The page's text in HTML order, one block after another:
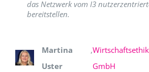
das Netzwerk vom I3
bereitstellen.
Martina
Uster
,
GmbH